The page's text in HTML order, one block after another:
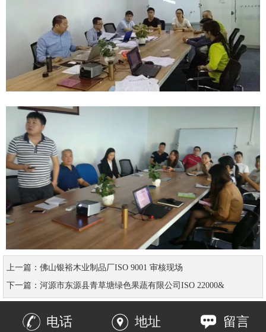
上一篇： 佛山银裕木业制品厂ISO 9001 审核现场
下一篇： 河源市东源县青草塘绿色果蔬有限公司ISO 22000&
电话 地址 留言